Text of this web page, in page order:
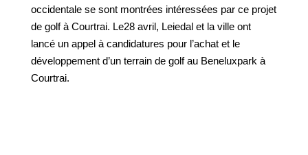
occidentale se sont montrées intéressées par ce projet
de golf à Courtrai. Le28 avril, Leiedal et la ville ont
lancé un appel à candidatures pour l’achat et le
développement d’un terrain de golf au Beneluxpark à
Courtrai.